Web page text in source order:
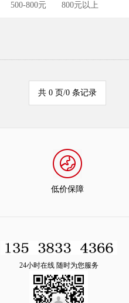
500-800元 800元以上
共 0 页/0 条记录
低价保障
24小时在线 随时为您服务